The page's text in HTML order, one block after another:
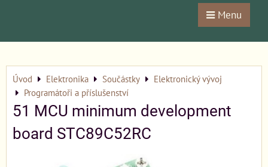
Menu
Úvod Elektronika Součástky
Elektronický vývoj
Programátoři a příslušenství
51 MCU minimum development
board STC89C52RC